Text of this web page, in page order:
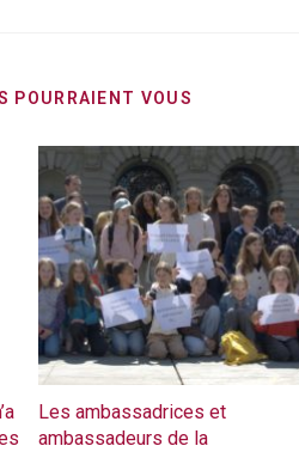
POURRAIENT VOUS
Les ambassadrices et
ambassadeurs de la